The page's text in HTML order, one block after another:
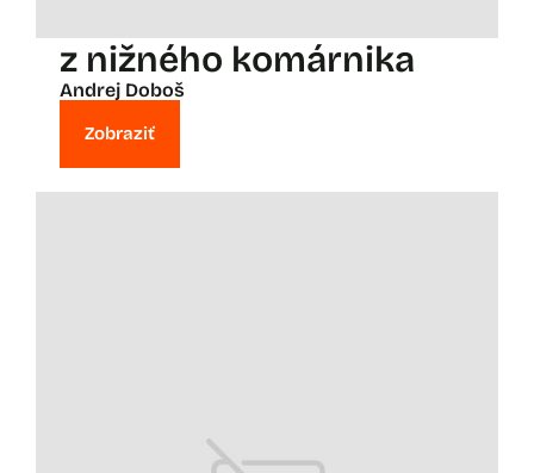
z nižného komárnika
Andrej Doboš
Zobraziť